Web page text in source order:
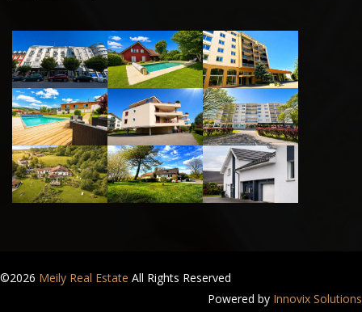
©2026 Meily Real Estate All Rights Reserved
Powered by Innovix Solutions